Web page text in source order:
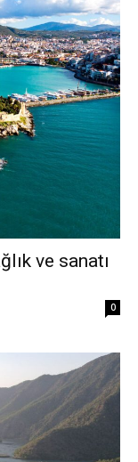
ve sanatı
0